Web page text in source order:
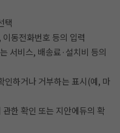
택
동전화번호 등의 입력
서비스, 배송료·설치비 등의
인하거나 거부하는 표시(예, 마
한 확인 또는 지안에듀의 확